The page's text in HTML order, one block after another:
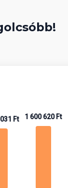
Ft 1 600 620 Ft